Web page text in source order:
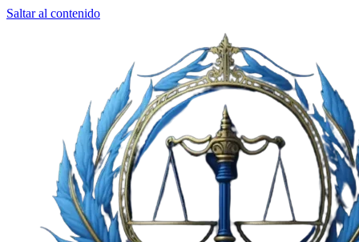
Saltar al contenido